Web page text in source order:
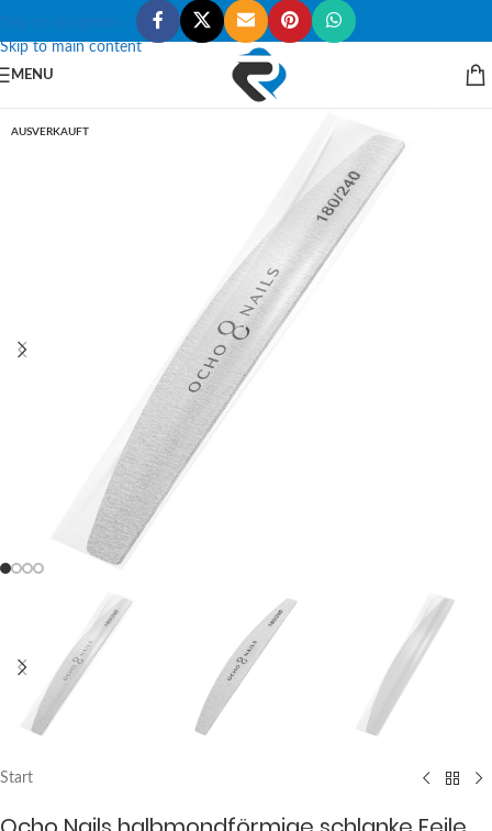
Skip to navigation
Skip to main content
MENU
AUSVERKAUFT
Start